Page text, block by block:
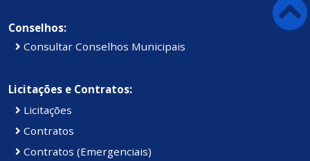
Conselhos:
Consultar Conselhos Municipais
Licitações e Contratos:
Licitações
Contratos
Contratos (Emergenciais)